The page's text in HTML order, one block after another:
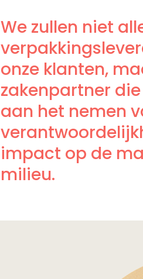
We zullen niet
onze klanten,
zakenpartner
aan het nemen
impact op de
milieu.